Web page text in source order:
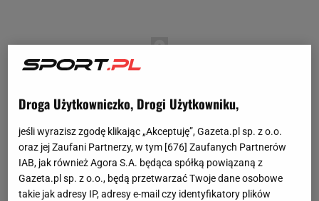
Droga Użytkowniczko, Drogi Użytkowniku,
jeśli wyrazisz zgodę klikając „Akceptuję”, Gazeta.pl sp. z o.o.
oraz jej Zaufani Partnerzy, w tym [676] Zaufanych Partnerów
IAB, jak również Agora S.A. będąca spółką powiązaną z
Gazeta.pl sp. z o.o., będą przetwarzać Twoje dane osobowe
takie jak adresy IP, adresy e-mail czy identyfikatory plików